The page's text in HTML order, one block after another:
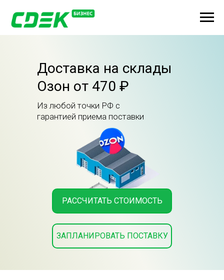
Доставка на склады
Озон от 470 ₽
РАССЧИТАТЬ СТОИМОСТЬ
Из любой точки РФ с
гарантией приема поставки
ЗАПЛАНИРОВАТЬ ПОСТАВКУ